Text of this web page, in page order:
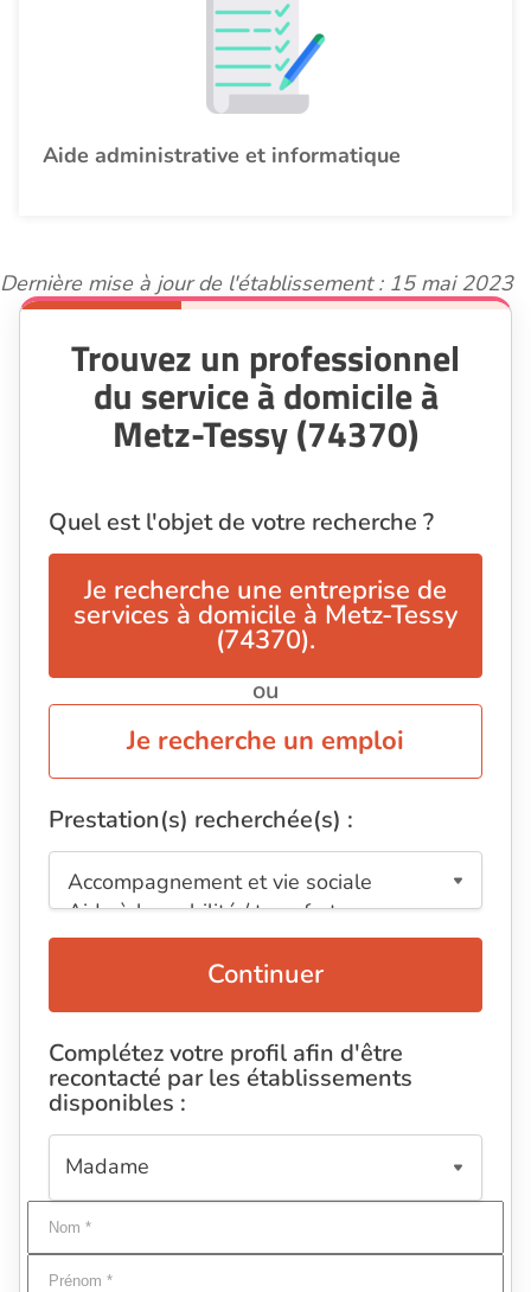
Aide administrative et informatique
Dernière mise à jour de l'établissement : 15 mai 2023
Trouvez un professionnel
du service à domicile à
Metz-Tessy (74370)
Quel est l'objet de votre recherche ?
Je recherche une entreprise de
services à domicile à Metz-Tessy
(74370).
ou
Je recherche un emploi
Prestation(s) recherchée(s) :
Continuer
Complétez votre profil afin d'être
recontacté par les établissements
disponibles :